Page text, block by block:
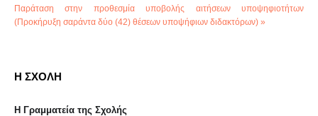
Παράταση στην προθεσμία υποβολής αιτήσεων υποψηφιοτήτων
(Προκήρυξη σαράντα δύο (42) θέσεων υποψήφιων διδακτόρων) »
Η ΣΧΟΛΗ
Η Γραμματεία της Σχολής